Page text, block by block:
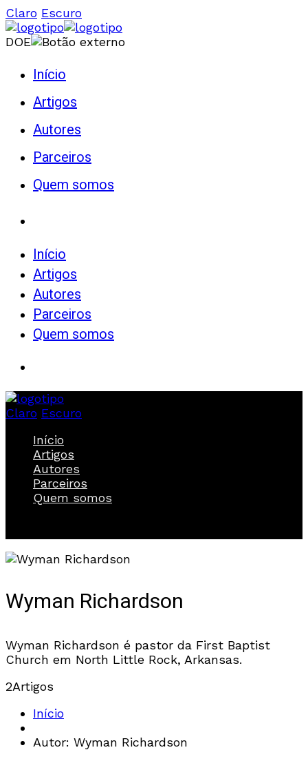
Claro Escuro
DOE
Início
Artigos
Autores
Parceiros
Quem somos
Início
Artigos
Autores
Parceiros
Quem somos
Claro Escuro
Início
Artigos
Autores
Parceiros
Quem somos
Wyman Richardson
Wyman Richardson é pastor da First Baptist
Church em North Little Rock, Arkansas.
2Artigos
Início
Autor: Wyman Richardson